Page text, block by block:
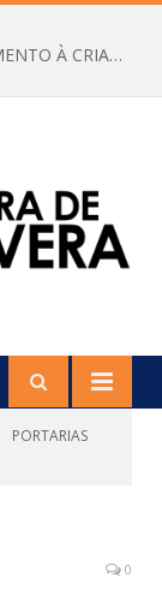
CHAMAMENTO PÚBLICO Nº 01/2026 – FOMENTO À CRIAÇÃO E A CIRCULAÇÃO DE PRODUÇÕES CULTURAIS – Aldir Blanc
PORTARIAS
0